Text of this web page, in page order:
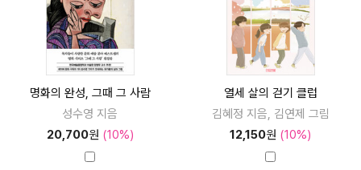
명화의 완성, 그때 그 사람
성수영 지음
20,700원 (10%)
열세 살의 걷기 클럽
김혜정 지음, 김연제 그림
12,150원 (10%)